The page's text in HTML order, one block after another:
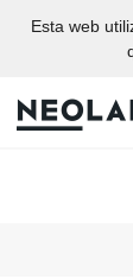
Esta web